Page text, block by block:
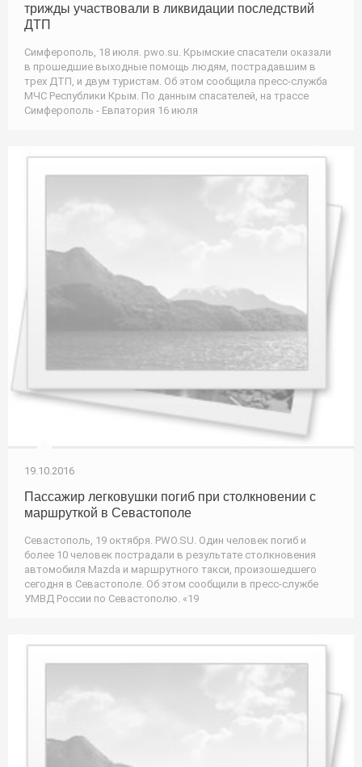
трижды участвовали в ликвидации последствий
ДТП
Симферополь, 18 июля. pwo.su. Крымские спасатели оказали
в прошедшие выходные помощь людям, пострадавшим в
трех ДТП, и двум туристам. Об этом сообщила пресс-служба
МЧС Республики Крым. По данным спасателей, на трассе
Симферополь - Евпатория 16 июля
19.10.2016
Пассажир легковушки погиб при столкновении с
маршруткой в Севастополе
Севастополь, 19 октября. PWO.SU. Один человек погиб и
более 10 человек пострадали в результате столкновения
автомобиля Mazda и маршрутного такси, произошедшего
сегодня в Севастополе. Об этом сообщили в пресс-службе
УМВД России по Севастополю. «19